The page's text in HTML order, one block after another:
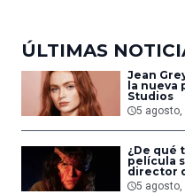
ÚLTIMAS
Jean
la nueva
Studios
5 agosto,
¿De qué
película
director
5 agosto,